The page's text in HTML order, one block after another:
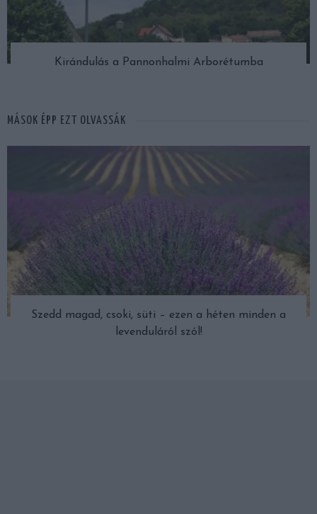
Kirándulás a Pannonhalmi Arborétumba
MÁSOK ÉPP EZT OLVASSÁK
Szedd magad, csoki, süti – ezen a héten minden a
levenduláról szól!